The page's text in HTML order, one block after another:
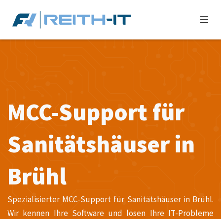
MCC-Support für
Sanitätshäuser in
Brühl
Spezialisierter MCC-Support für Sanitätshäuser in Brühl.
Wir kennen Ihre Software und lösen Ihre IT-Probleme